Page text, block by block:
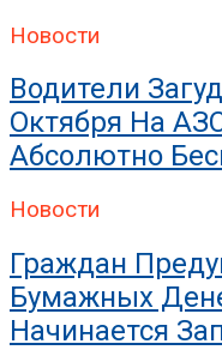
Новости
Водители
Октября На
Абсолютно
Новости
Граждан
Бумажных
Начинается